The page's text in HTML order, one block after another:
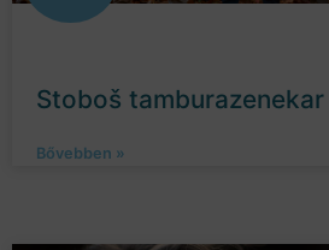
Stoboš tamburazenekar
Bővebben »